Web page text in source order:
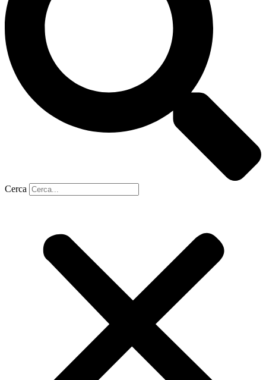
Cerca